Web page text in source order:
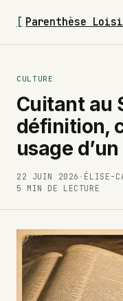
[ Parenthèse
CULTURE
Cuitant au
définition,
usage
22 JUIN 2026 · ÉLISE-
5 MIN DE LECTURE